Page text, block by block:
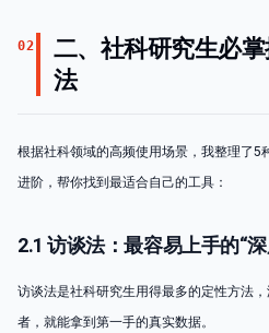
02
二、社科研究生必
法
根据社科领域的高频使用场景，我整理了5
进阶，帮你找到最适合自己的工具：
2.1 访谈法：最容易上手的“
访谈法是社科研究生用得最多的定性方法
者，就能拿到第一手的真实数据。